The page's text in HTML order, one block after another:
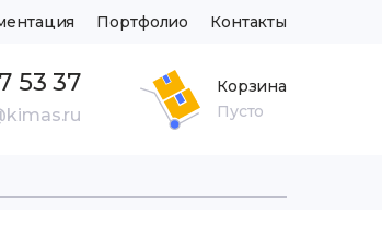
Портфолио Контакты
53 37
Корзина
Пусто